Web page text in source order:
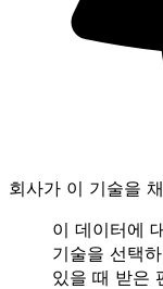
회사가 이 기술을
이 데이터에
기술을 선택
있을 때 받은